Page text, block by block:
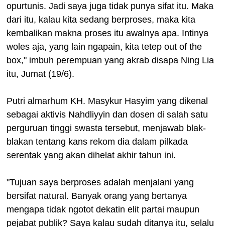
opurtunis. Jadi saya juga tidak punya sifat itu. Maka
dari itu, kalau kita sedang berproses, maka kita
kembalikan makna proses itu awalnya apa. Intinya
woles aja, yang lain ngapain, kita tetep out of the
box," imbuh perempuan yang akrab disapa Ning Lia
itu, Jumat (19/6).
Putri almarhum KH. Masykur Hasyim yang dikenal
sebagai aktivis Nahdliyyin dan dosen di salah satu
perguruan tinggi swasta tersebut, menjawab blak-
blakan tentang kans rekom dia dalam pilkada
serentak yang akan dihelat akhir tahun ini.
"Tujuan saya berproses adalah menjalani yang
bersifat natural. Banyak orang yang bertanya
mengapa tidak ngotot dekatin elit partai maupun
pejabat publik? Saya kalau sudah ditanya itu, selalu